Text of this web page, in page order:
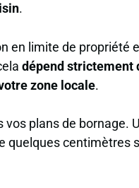
.
en limite de propriété
dépend strictement
zone locale.
vos plans de bornage.
quelques centimètres